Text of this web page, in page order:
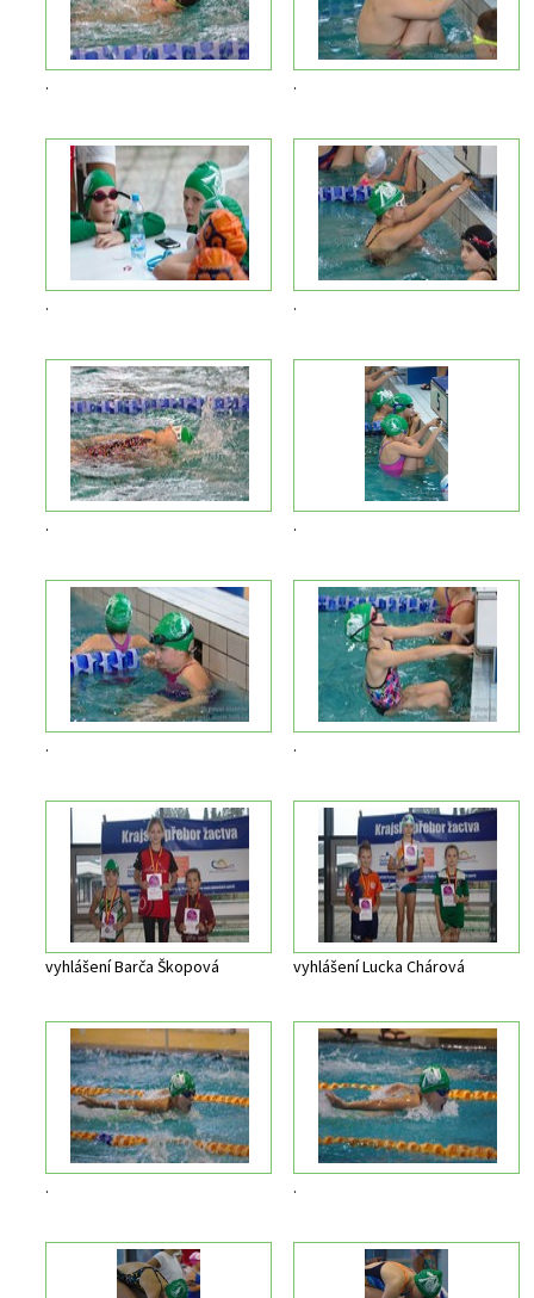
. .
. .
. .
. .
vyhlášení Barča Škopová vyhlášení Lucka Chárová
. .